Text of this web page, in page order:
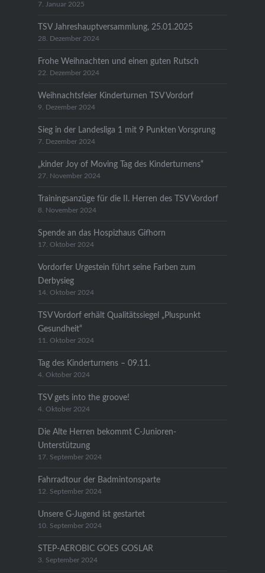
7. Januar 2025
TSV Jahreshauptversammlung, 25.01.2025
28. Dezember 2024
Frohe Weihnachten und einen guten Rutsch
22. Dezember 2024
Weihnachtsfeier Kinderturnen TSV Vordorf
9. Dezember 2024
Sieg in der Landesliga 1 mit 9 Punkten Vorsprung
7. Dezember 2024
„kinder Joy of Moving Tag des Kinderturnens“
27. November 2024
Trainingsanzüge für die II. Herren des TSV Vordorf
8. November 2024
Spende an das Hospizhaus Gifhorn
17. Oktober 2024
Vordorfer Urgestein führt seine Farben zum
Derbysieg
14. Oktober 2024
TSV Vordorf erhält Qualitätssiegel „Pluspunkt
Gesundheit“
11. Oktober 2024
Tag des Kinderturnens – 09.11.
4. Oktober 2024
TSV gets into the groove!
4. Oktober 2024
Die Alte Herren bekommt C-Junioren-
Unterstützung
17. September 2024
Fahrradtour der Badmintonsparte
12. September 2024
Unsere G-Jugend ist gestartet
10. September 2024
STEP-AEROBIC GOES GOSLAR
3. September 2024